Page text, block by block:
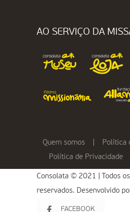
AO SERVIÇO DA
Quem somos Política
Política de Privacidade
Consolata © 2021 | Todos
reservados. Desenvolvido
FACEBOOK